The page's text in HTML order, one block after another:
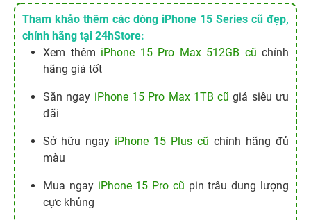
Sở hữu ngayiPhone 15 Plus cũchính hãng đủ
màu
Mua ngayiPhone 15 Pro cũ
Tham khảo
nhập mã nhận quà
Cách nhận tick trắng Facebook miễn phí đang gây sốt: